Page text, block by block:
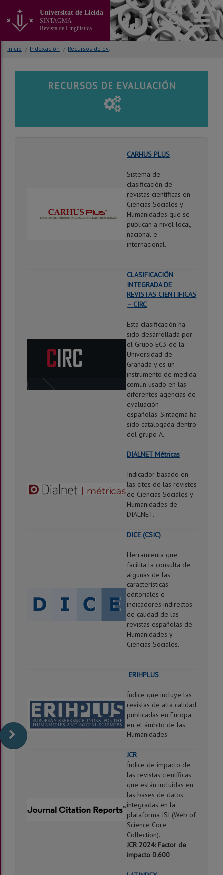
contenido
principal
Universitat de Lleida
SINTAGMA
Revista de Lingüística
Inicio / Indexación / Recursos de evaluación
RECURSOS DE EVALUACIÓN
CARHUS PLUS
Sistema de
clasificación de
revistas científicas en
Ciencias Sociales y
Humanidades que se
publican a nivel local,
nacional e
internacional.
CLASIFICACIÓN
INTEGRADA DE
REVISTAS CIENTIFICAS
– CIRC
Esta clasificación ha
sido desarrollada por
el Grupo EC3 de la
Universidad de
Granada y es un
instrumento de medida
común usado en las
diferentes agencias de
evaluación
españolas. Sintagma ha
sido catalogada dentro
del grupo A.
DIALNET Métricas
Indicador basado en
las cites de las revistes
de Ciencias Sociales y
Humanidades de
DIALNET.
DICE (CSIC)
Herramienta que
facilita la consulta de
algunas de las
características
editoriales e
indicadores indirectos
de calidad de las
revistas españolas de
Humanidades y
Ciencias Sociales.
ERIHPLUS
Índice que incluye las
revistas de alta calidad
publicadas en Europa
en el ámbito de las
Humanidades.
JCR
Índice de impacto de
las revistas científicas
que están incluidas en
las bases de datos
integradas en la
plataforma ISI (Web of
Science Core
Collection).
JCR 2024: Factor de
impacto 0.600